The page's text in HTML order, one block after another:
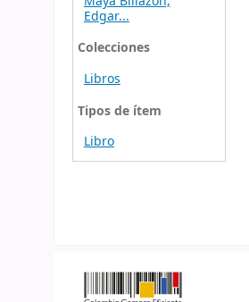
Edgar...
Colecciones
Libros
Tipos de ítem
Libro